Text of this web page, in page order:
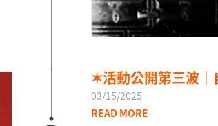
✶活動公開第三波
03/15/2025
READ MORE